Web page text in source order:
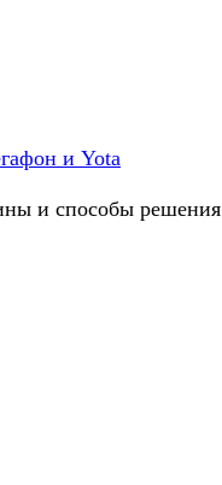
и Yota
и способы